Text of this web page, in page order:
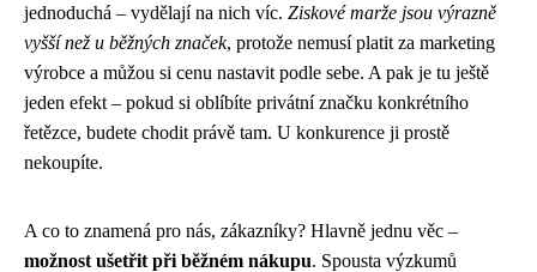
jednoduchá – vydělají na nich víc. Ziskové marže jsou výrazně
vyšší než u běžných značek, protože nemusí platit za marketing
výrobce a můžou si cenu nastavit podle sebe. A pak je tu ještě
jeden efekt – pokud si oblíbíte privátní značku konkrétního
řetězce, budete chodit právě tam. U konkurence ji prostě
nekoupíte.
A co to znamená pro nás, zákazníky? Hlavně jednu věc –
možnost ušetřit při běžném nákupu. Spousta výzkumů